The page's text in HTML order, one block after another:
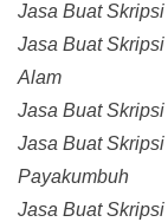
Jasa Buat
Jasa Buat
Alam
Jasa Buat
Jasa Buat
Payakumbuh
Jasa Buat